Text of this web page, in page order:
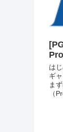
は
ギ
ま
（